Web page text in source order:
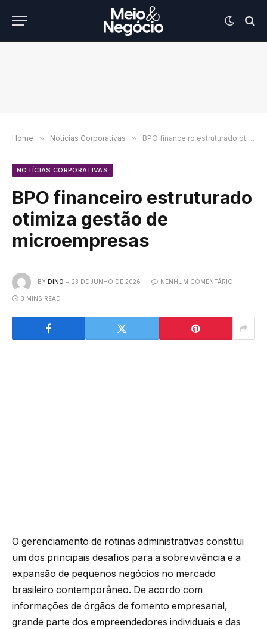
Home » Notícias Corporativas » BPO financeiro estruturado otimiza gestão de microempresas
NOTÍCIAS CORPORATIVAS
BPO financeiro estruturado
otimiza gestão de
microempresas
BY DINO 23 DE JUNHO DE 2026 NENHUM COMENTÁRIO
3 MINS READ
O gerenciamento de rotinas administrativas constitui
um dos principais desafios para a sobrevivência e a
expansão de pequenos negócios no mercado
brasileiro contemporâneo. De acordo com
informações de órgãos de fomento empresarial,
grande parte dos empreendedores individuais e das